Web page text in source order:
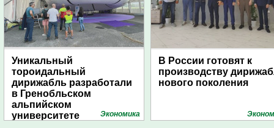
Уникальный
тороидальный
дирижабль разработали
в Гренобльском
альпийском
университете
Экономика
В России готовят к
производству
нового поколения